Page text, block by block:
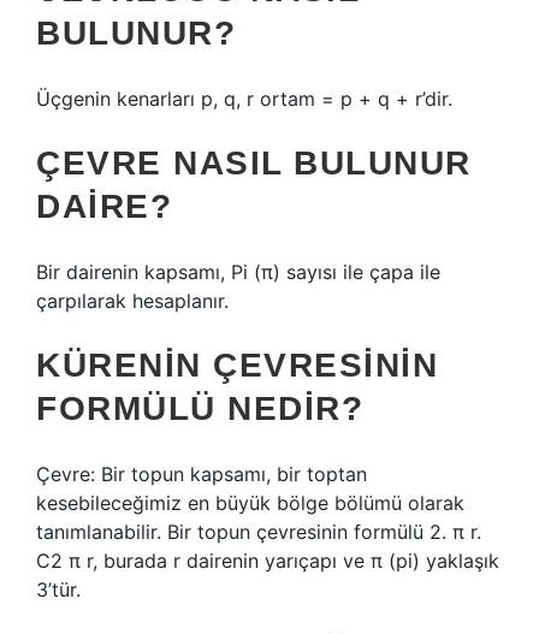
BULUNUR?
Üçgenin kenarları p, q, r ortam = p + q + r’dir.
ÇEVRE NASIL BULUNUR
DAIRE?
Bir dairenin kapsamı, Pi (π) sayısı ile çapa ile
çarpılarak hesaplanır.
KÜRENIN ÇEVRESININ
FORMÜLÜ NEDIR?
Çevre: Bir topun kapsamı, bir toptan
kesebileceğimiz en büyük bölge bölümü olarak
tanımlanabilir. Bir topun çevresinin formülü 2. π r.
C2 π r, burada r dairenin yarıçapı ve π (pi) yaklaşık
3’tür.